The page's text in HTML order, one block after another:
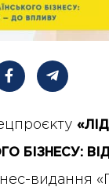
БІЗНЕСУ:
видання